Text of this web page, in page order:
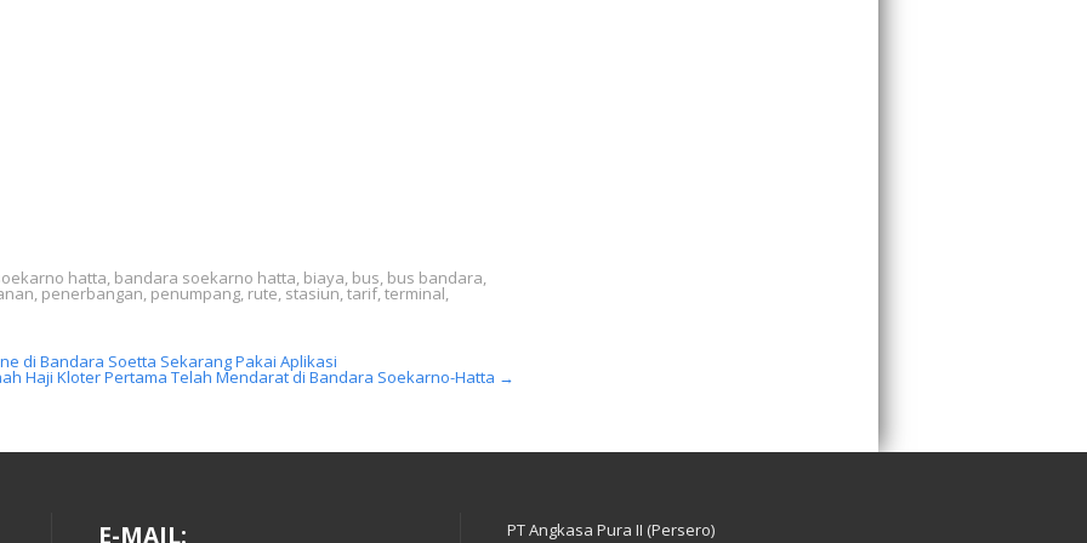
hatta, bandara soekarno hatta, biaya, bus, bus bandara,
, penerbangan, penumpang, rute, stasiun,tarif,terminal,
di Bandara Soetta Sekarang Pakai Aplikasi
Haji Kloter Pertama Telah Mendarat di Bandara Soekarno-Hatta →
E-MAIL:
PT Angkasa Pura II (Persero)